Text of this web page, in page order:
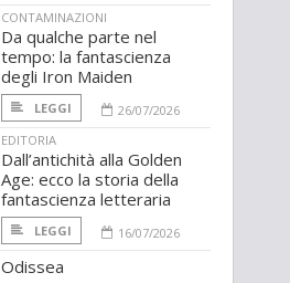
CONTAMINAZIONI
Da qualche parte nel
tempo: la fantascienza
degli Iron Maiden
LEGGI
26/07/2026
EDITORIA
Dall’antichità alla Golden
Age: ecco la storia della
fantascienza letteraria
LEGGI 16/07/2026
Odissea